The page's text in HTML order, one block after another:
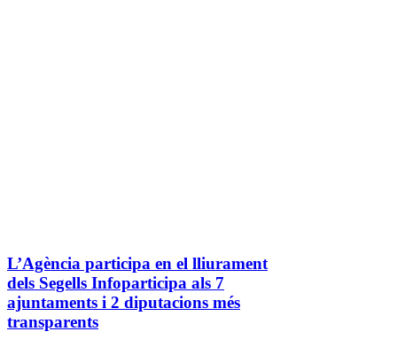
L’Agència participa en el lliurament
dels Segells Infoparticipa als 7
ajuntaments i 2 diputacions més
transparents